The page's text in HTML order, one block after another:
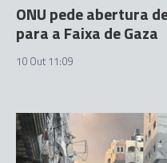
ONU pede abertura
para a Faixa de Gaza
10 Out 11:09